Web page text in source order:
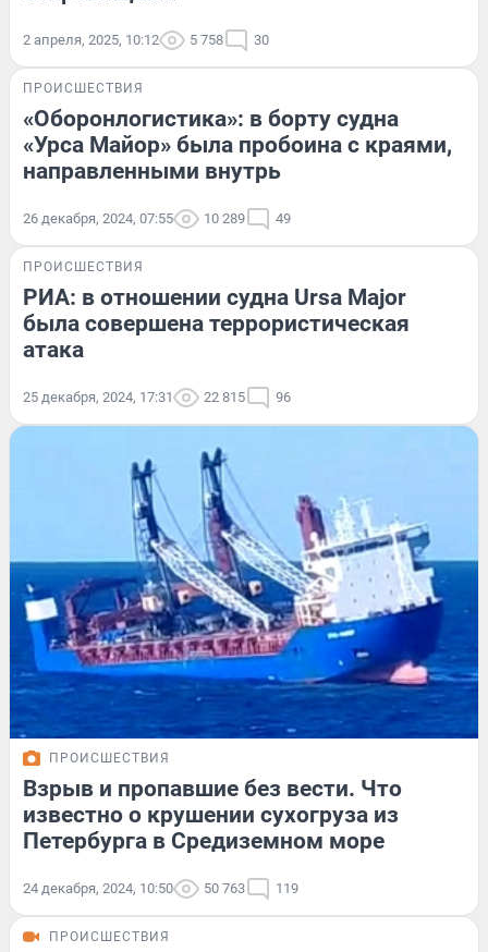
2 апреля, 2025, 10:12 5 758 30
ПРОИСШЕСТВИЯ
«Оборонлогистика»: в борту судна
«Урса Майор» была пробоина с краями,
направленными внутрь
26 декабря, 2024, 07:55 10 289 49
ПРОИСШЕСТВИЯ
РИА: в отношении судна Ursa Major
была совершена террористическая
атака
25 декабря, 2024, 17:31 22 815 96
ПРОИСШЕСТВИЯ
Взрыв и пропавшие без вести. Что
известно о крушении сухогруза из
Петербурга в Средиземном море
24 декабря, 2024, 10:50 50 763 119
ПРОИСШЕСТВИЯ